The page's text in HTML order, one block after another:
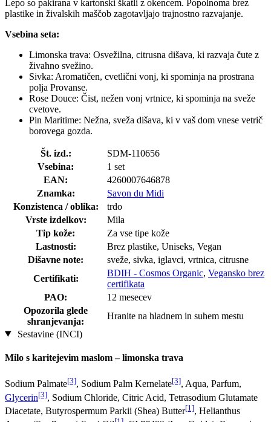
Lepo so pakirana v kartonski škatli z okencem. Popolnoma brez
plastike in živalskih maščob zagotavljajo trajnostno razvajanje.
Vsebina seta:
Limonska trava: Osvežilna, citrusna dišava, ki razvaja čute z
živahno svežino.
Sivka: Aromatičen, cvetlični vonj, ki spominja na prostrana
polja Provanse.
Rose Douce: Čist, nežen vonj vrtnice, ki spominja na sveže
cvetove.
Pin Maritime: Nežna, sveža dišava, ki v vaš dom vnese vetrič
borovega gozda.
Št. izd.:
SDM-110656
Vsebina:
1 set
EAN:
4260007646878
Znamka:
Savon du Midi
Konzistenca / oblika:
trdo
Vrste izdelkov:
Mila
Tip kože:
Za vse tipe kože
Lastnosti:
Brez plastike, Uniseks, Vegan
Dišavne note:
sveže, sivka, iglavci, vrtnica, citrusne
Certifikati:
BDIH - Cosmos Organic, Vegansko brez
certifikata
PAO:
12 mesecev
Opozorila glede
shranjevanja:
Hranite na hladnem in suhem mestu
Sestavine (INCI)
Milo s karitejevim maslom – limonska trava
Sodium Palmate[3], Sodium Palm Kernelate[3], Aqua, Parfum,
Glycerin[3], Sodium Chloride, Citric Acid, Tetrasodium Glutamate
Diacetate, Butyrospermum Parkii (Shea) Butter[1], Helianthus